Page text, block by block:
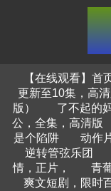
【在线观看】首
更新至10集，高清
版）
了不起的
公，全集，高清版
是个陷阱
动作
逆转管弦乐团
情，正片，
青
爽文短剧，限时